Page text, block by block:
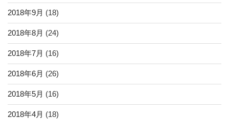
2018年9月 (18)
2018年8月 (24)
2018年7月 (16)
2018年6月 (26)
2018年5月 (16)
2018年4月 (18)